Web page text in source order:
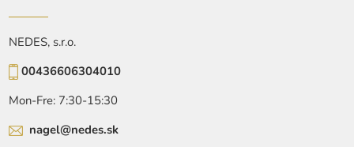
NEDES, s.r.o.
00436606304010
Mon-Fre: 7:30-15:30
nagel@nedes.sk